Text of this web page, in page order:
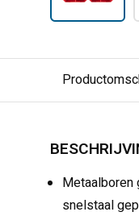
snelstaal